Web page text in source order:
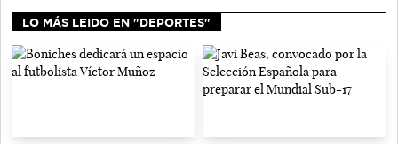
LO MÁS LEIDO EN "DEPORTES"